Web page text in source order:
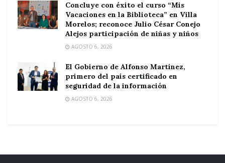
Concluye con éxito el curso “Mis
Vacaciones en la Biblioteca” en Villa
Morelos; reconoce Julio César Conejo
Alejos participación de niñas y niños
AGOSTO 6, 2026
El Gobierno de Alfonso Martínez,
primero del país certificado en
seguridad de la información
AGOSTO 6, 2026